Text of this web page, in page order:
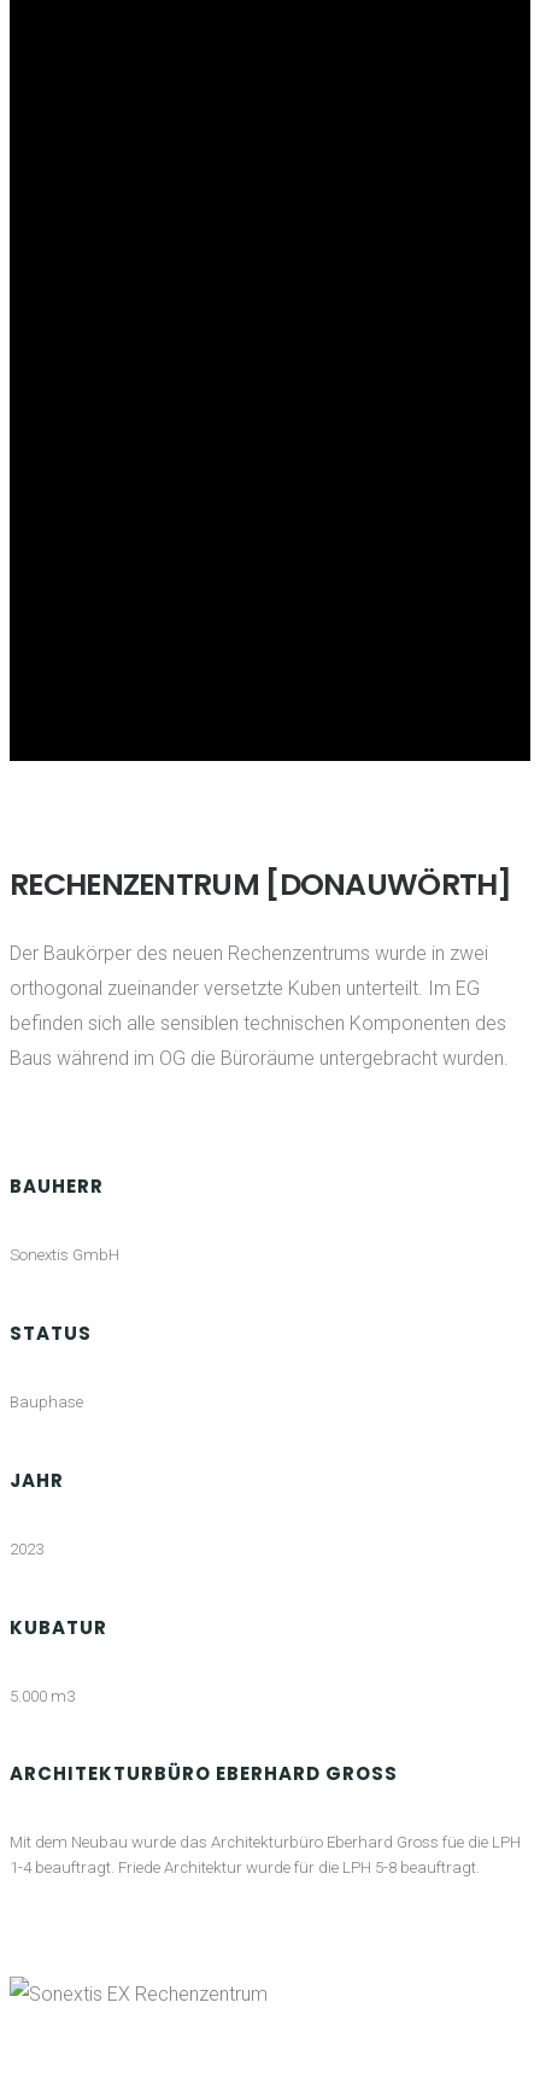
RECHENZENTRUM [DONAUWÖRTH]
Der Baukörper des neuen Rechenzentrums wurde in zwei
orthogonal zueinander versetzte Kuben unterteilt. Im EG
befinden sich alle sensiblen technischen Komponenten des
Baus während im OG die Büroräume untergebracht wurden.
BAUHERR
Sonextis GmbH
STATUS
Bauphase
JAHR
2023
KUBATUR
5.000 m3
ARCHITEKTURBÜRO EBERHARD GROSS
Mit dem Neubau wurde das Architekturbüro Eberhard Gross füe die LPH
1-4 beauftragt. Friede Architektur wurde für die LPH 5-8 beauftragt.